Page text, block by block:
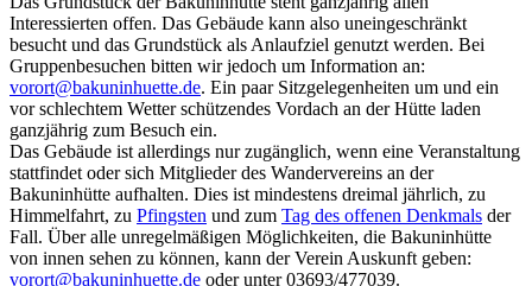
Interessierten offen. Das Gebäude kann also uneingeschränkt
besucht und das Grundstück als Anlaufziel genutzt werden. Bei
Gruppenbesuchen bitten wir jedoch um Information an:
vorort@bakuninhuette.de. Ein paar Sitzgelegenheiten um und ein
vor schlechtem Wetter schützendes Vordach an der Hütte laden
ganzjährig zum Besuch ein.
Das Gebäude ist allerdings nur zugänglich, wenn eine Veranstaltung
stattfindet oder sich Mitglieder des Wandervereins an der
Bakuninhütte aufhalten. Dies ist mindestens dreimal jährlich, zu
Himmelfahrt, zu Pfingsten und zum Tag des offenen Denkmals der
Fall. Über alle unregelmäßigen Möglichkeiten, die Bakuninhütte
von innen sehen zu können, kann der Verein Auskunft geben:
vorort@bakuninhuette.de oder unter 03693/477039.